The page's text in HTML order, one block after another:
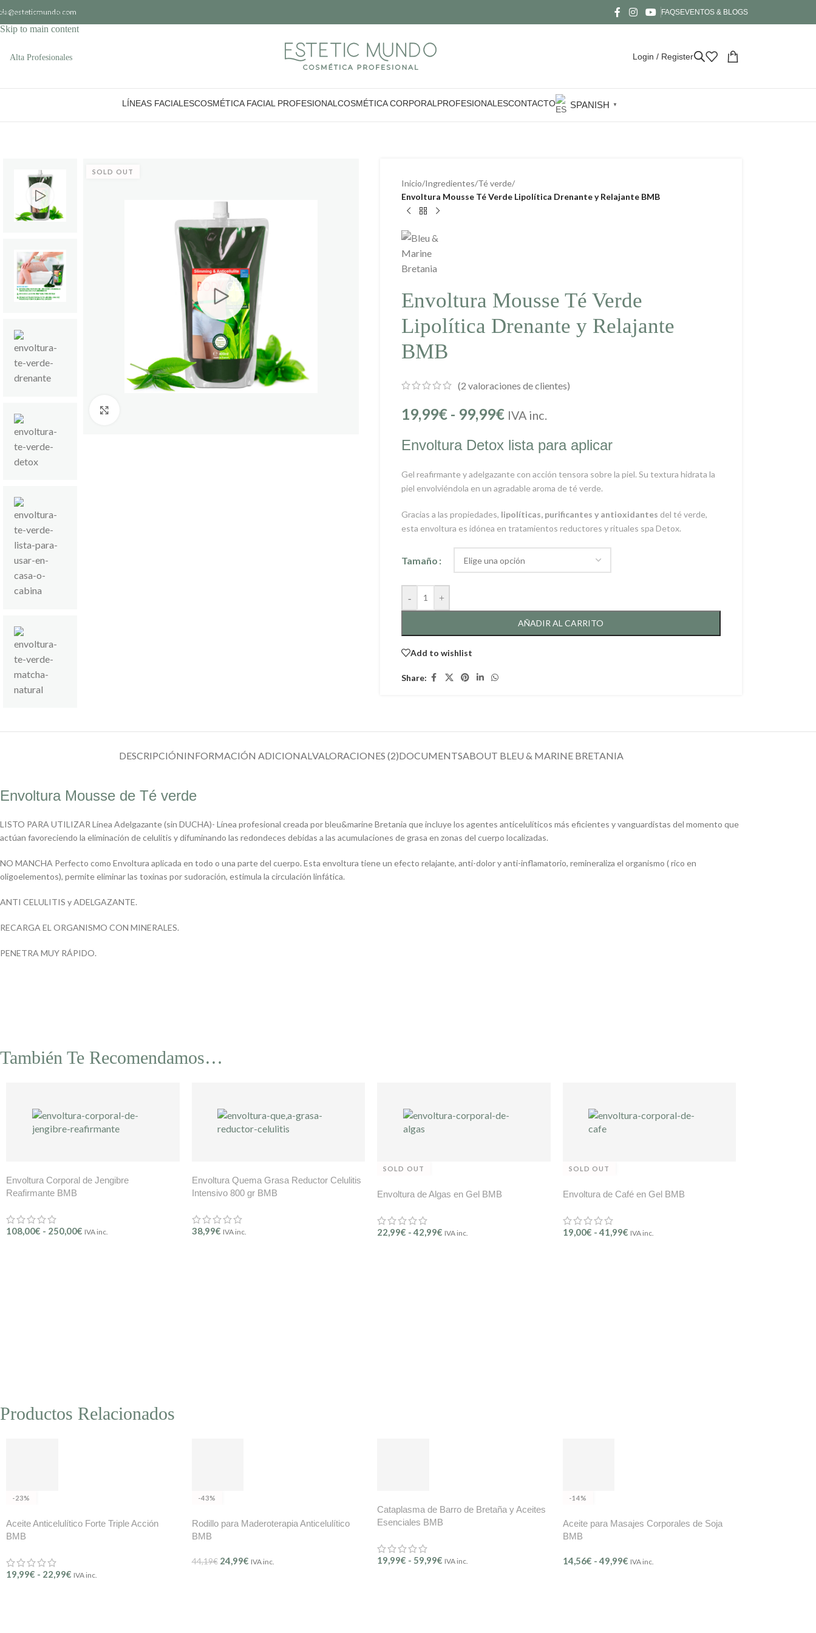
Skip to navigation
Skip to main content
FAQSEVENTOS & BLOGS
Alta Profesionales Login / Register
LÍNEAS FACIALESCOSMÉTICA FACIAL PROFESIONAL COSMÉTICA CORPORAL PROFESIONALESCONTACTO SPANISH ▼
SOLD OUT
Inicio/Ingredientes/Té verde/
Envoltura Mousse Té Verde Lipolítica Drenante y Relajante BMB
Envoltura Mousse Té Verde
Lipolítica Drenante y Relajante
BMB
(2 valoraciones de clientes)
19,99€ - 99,99€ IVA inc.
Envoltura Detox lista para aplicar
Gel reafirmante y adelgazante con acción tensora sobre la piel. Su textura hidrata la
piel envolviéndola en un agradable aroma de té verde.
Gracias a las propiedades, lipolíticas, purificantes y antioxidantes del té verde,
esta envoltura es idónea en tratamientos reductores y rituales spa Detox.
Tamaño
- +
AÑADIR AL CARRITO
Add to wishlist
Share:
DESCRIPCIÓNINFORMACIÓN ADICIONALVALORACIONES (2)DOCUMENTSABOUT BLEU & MARINE BRETANIA
Envoltura Mousse de Té verde
LISTO PARA UTILIZAR Línea Adelgazante (sin DUCHA)- Línea profesional creada por bleu&marine Bretania que incluye los agentes anticelulíticos más eficientes y vanguardistas del momento que
actúan favoreciendo la eliminación de celulitis y difuminando las redondeces debidas a las acumulaciones de grasa en zonas del cuerpo localizadas.
NO MANCHA Perfecto como Envoltura aplicada en todo o una parte del cuerpo. Esta envoltura tiene un efecto relajante, anti-dolor y anti-inflamatorio, remineraliza el organismo ( rico en
oligoelementos), permite eliminar las toxinas por sudoración, estimula la circulación linfática.
ANTI CELULITIS y ADELGAZANTE.
RECARGA EL ORGANISMO CON MINERALES.
PENETRA MUY RÁPIDO.
También Te Recomendamos…
Envoltura Corporal de Jengibre
Reafirmante BMB
108,00€ - 250,00€ IVA inc.
Envoltura Quema Grasa Reductor Celulitis
Intensivo 800 gr BMB
38,99€ IVA inc.
SOLD OUT
Envoltura de Algas en Gel BMB
22,99€ - 42,99€ IVA inc.
SOLD OUT
Envoltura de Café en Gel BMB
19,00€ -41,99€ IVA inc.
Productos Relacionados
-23%
Aceite Anticelulítico Forte Triple Acción
BMB
19,99€ - 22,99€ IVA inc.
-43%
Rodillo para Maderoterapia Anticelulítico
BMB
44,19€ 24,99€ IVA inc.
Cataplasma de Barro de Bretaña y Aceites
Esenciales BMB
19,99€ - 59,99€ IVA inc.
-14%
Aceite para Masajes Corporales de Soja
BMB
14,56€ -49,99€ IVA inc.